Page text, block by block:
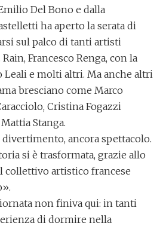
Del Bono e dalla
ha aperto la serata di
sul palco di tanti artisti
Rain, Francesco Renga, con la
Leali e molti altri. Ma anche altri
bresciano come Marco
Cristina Fogazzi
Stanga.
divertimento, ancora spettacolo.
si è trasformata, grazie allo
collettivo artistico francese
.
non finiva qui: in tanti
di dormire nella